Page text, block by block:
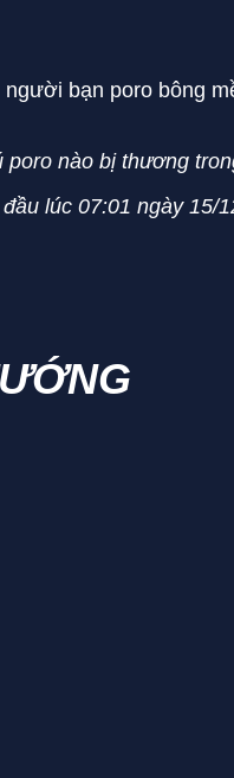
bạn poro bông
nào bị thương
lúc 07:01 ngày 15/